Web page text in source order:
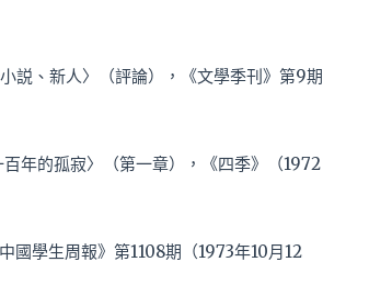
、新人〉（評論），《文學季刊》第9期
年的孤寂〉（第一章），《四季》（1972
學生周報》第1108期（1973年10月12